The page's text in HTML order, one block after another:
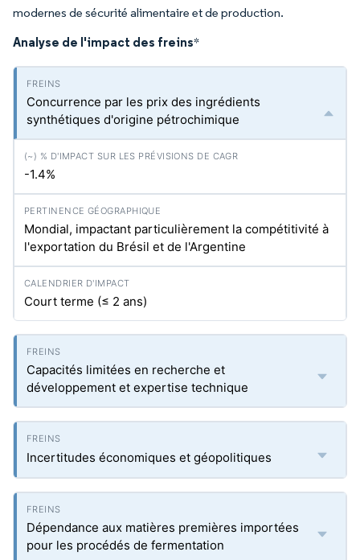
modernes de sécurité alimentaire et de production.
Analyse de l'impact des freins*
Concurrence par les prix des ingrédients
synthétiques d'origine pétrochimique
-1.4%
Mondial, impactant particulièrement la compétitivité à
l'exportation du Brésil et de l'Argentine
Court terme (≤ 2 ans)
Capacités limitées en recherche et
développement et expertise technique
Incertitudes économiques et géopolitiques
Dépendance aux matières premières importées
pour les procédés de fermentation